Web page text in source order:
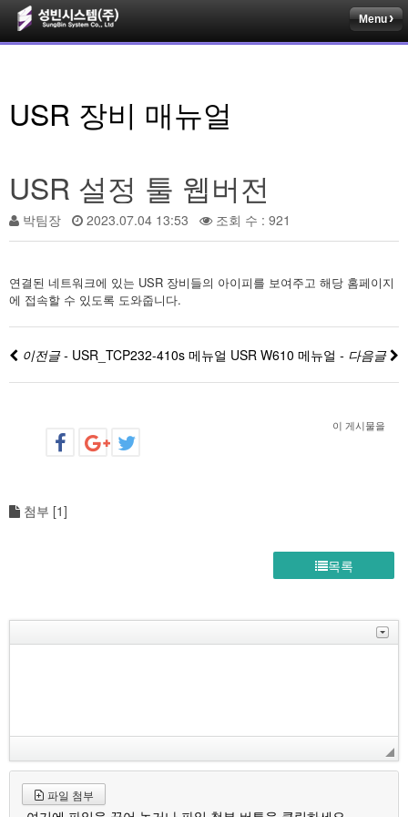
Menu
USR 장비 매뉴얼
USR 설정 툴 웹버전
박팀장 2023.07.04 13:53 조회 수 : 921
연결된 네트워크에 있는 USR 장비들의 아이피를 보여주고 해당 홈페이지
에 접속할 수 있도록 도와줍니다.
이전글 - USR_TCP232-410s 메뉴얼 USR W610 메뉴얼 - 다음글
이 게시물을
첨부 [1]
목록
파일 첨부